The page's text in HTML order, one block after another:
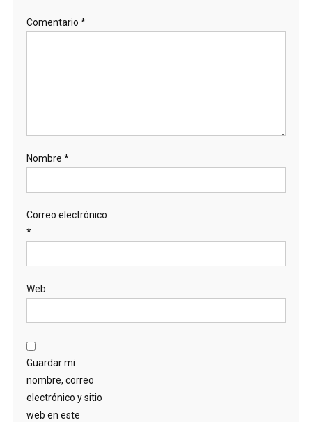
Comentario *
Nombre *
Correo electrónico
*
Web
Guardar mi
nombre, correo
electrónico y sitio
web en este